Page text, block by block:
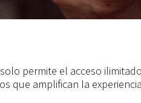
permite el acceso
que amplifican la